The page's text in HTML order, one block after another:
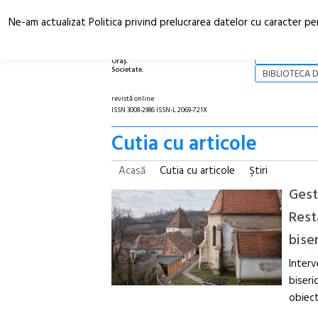
Oraș.
Societate.
BIBLIOTECA
revistă online
ISSN 3008-2986 ISSN-L 2069-721X
Cutia cu articole
Acasă Cutia cu articole Ştiri
Ne-am actualizat Politica privind prelucrarea datelor cu caracter